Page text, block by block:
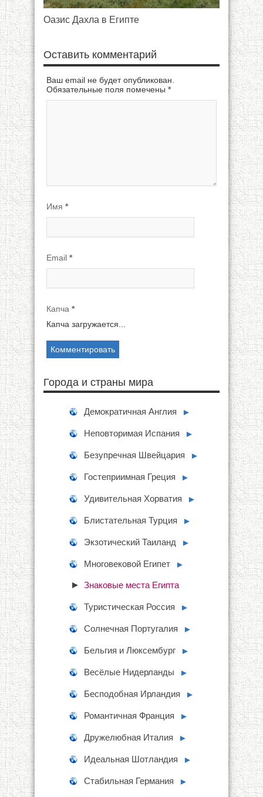
Оазис Дахла в Египте
Оставить комментарий
Ваш email не будет опубликован.
Обязательные поля помечены *
Имя *
Email *
Капча *
Капча загружается...
Города и страны мира
Демократичная Англия ►
Неповторимая Испания ►
Безупречная Швейцария ►
Гостеприимная Греция ►
Удивительная Хорватия ►
Блистательная Турция ►
Экзотический Таиланд ►
Многовековой Египет ►
Знаковые места Египта
Туристическая Россия ►
Солнечная Португалия ►
Бельгия и Люксембург ►
Весёлые Нидерланды ►
Бесподобная Ирландия ►
Романтичная Франция ►
Дружелюбная Италия ►
Идеальная Шотландия ►
Стабильная Германия ►